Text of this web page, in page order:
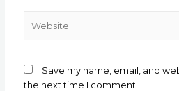
Save my name, email, and
the next time I comment.